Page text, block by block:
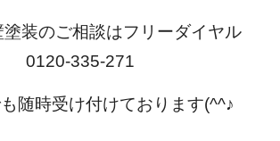
塗装のご相談はフリーダイヤル
0120-335-271
随時受け付けております(^^♪